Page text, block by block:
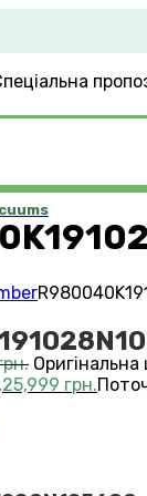
Оригінальна
25,999 грн.